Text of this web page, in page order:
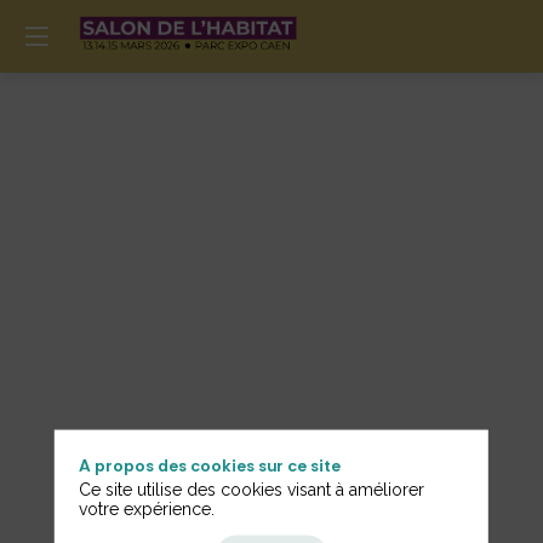
Informations
A propos des cookies sur ce site
Ce site utilise des cookies visant à améliorer
votre expérience.